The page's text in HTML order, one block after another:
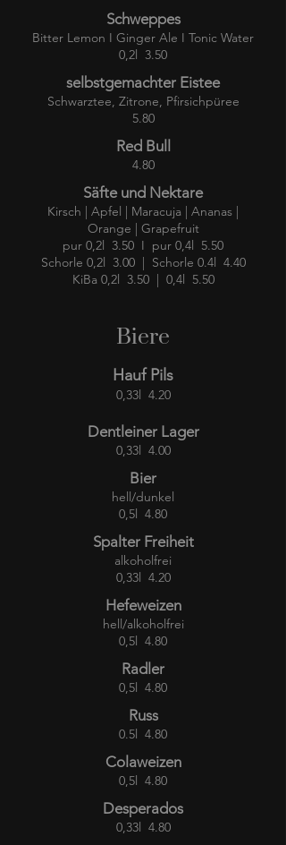
Schweppes
Bitter Lemon I Ginger Ale I Tonic Water
0,2l 3.50
selbstgemachter Eistee
Schwarztee, Zitrone, Pfirsichpüree
5.80
Red Bull
4.80
Säfte und Nektare
Kirsch | Apfel | Maracuja | Ananas |
Orange | Grapefruit
pur 0,2l 3.50 I pur 0,4l 5.50
Schorle 0,2l 3.00 | Schorle 0.4l 4.40
KiBa 0,2l 3.50 | 0,4l 5.50
Biere
Hauf Pils
0,33l 4.20
Dentleiner Lager
0,33l 4.00
Bier
hell/dunkel
0,5l 4.80
Spalter Freiheit
alkoholfrei
0,33l 4.20
Hefeweizen
hell/alkoholfrei
0,5l 4.80
Radler
0,5l 4.80
Russ
0.5l 4.80
Colaweizen
0,5l 4.80
Desperados
0,33l 4.80